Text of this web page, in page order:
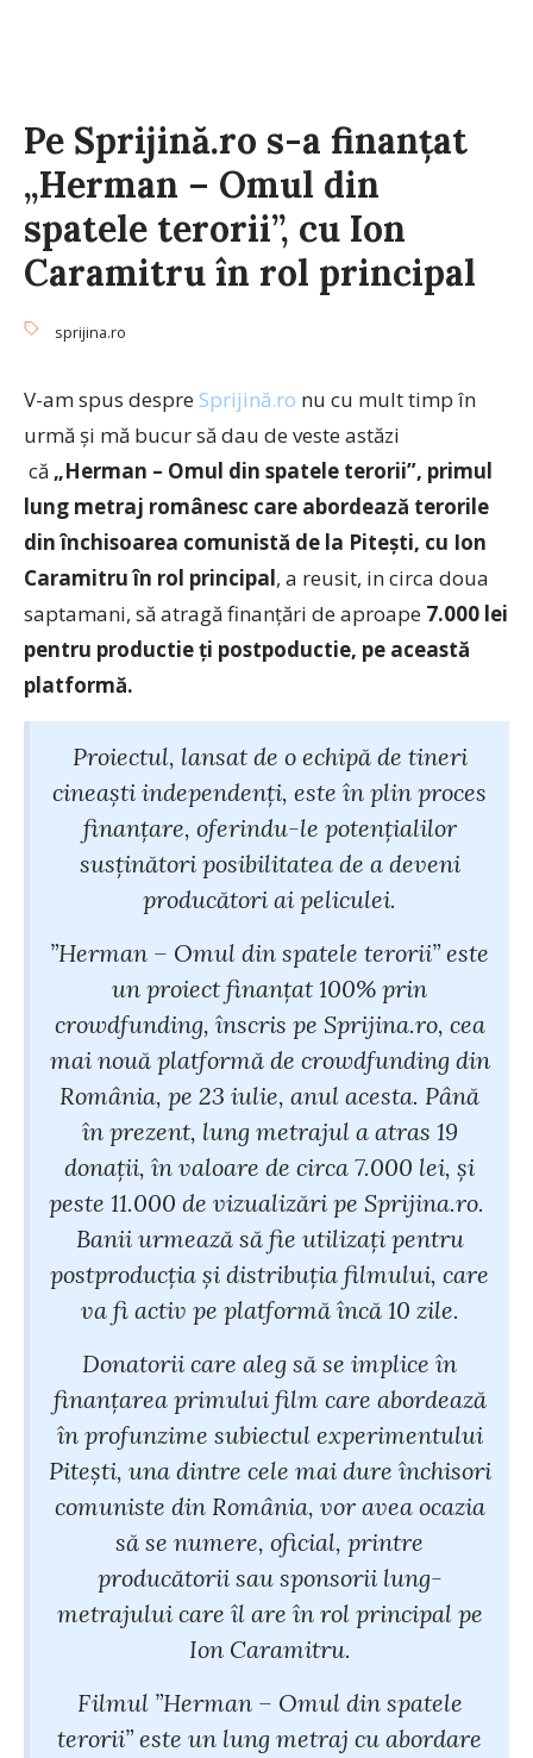
Pe Sprijină.ro s-a finanțat
„Herman – Omul din
spatele terorii”, cu Ion
Caramitru în rol principal
sprijina.ro
V-am spus despre Sprijină.ro nu cu mult timp în
urmă și mă bucur să dau de veste astăzi
că „Herman – Omul din spatele terorii”, primul
lung metraj românesc care abordează terorile
din închisoarea comunistă de la Pitești, cu Ion
Caramitru în rol principal, a reusit, in circa doua
saptamani, să atragă finanțări de aproape 7.000 lei
pentru productie ți postpoductie, pe această
platformă.
Proiectul, lansat de o echipă de tineri
cineaști independenți, este în plin proces
finanțare, oferindu-le potențialilor
susținători posibilitatea de a deveni
producători ai peliculei.
”Herman – Omul din spatele terorii” este
un proiect finanțat 100% prin
crowdfunding, înscris pe Sprijina.ro, cea
mai nouă platformă de crowdfunding din
România, pe 23 iulie, anul acesta. Până
în prezent, lung metrajul a atras 19
donații, în valoare de circa 7.000 lei, și
peste 11.000 de vizualizări pe Sprijina.ro.
Banii urmează să fie utilizați pentru
postproducția și distribuția filmului, care
va fi activ pe platformă încă 10 zile.
Donatorii care aleg să se implice în
finanțarea primului film care abordează
în profunzime subiectul experimentului
Pitești, una dintre cele mai dure închisori
comuniste din România, vor avea ocazia
să se numere, oficial, printre
producătorii sau sponsorii lung-
metrajului care îl are în rol principal pe
Ion Caramitru.
Filmul ”Herman – Omul din spatele
terorii” este un lung metraj cu abordare